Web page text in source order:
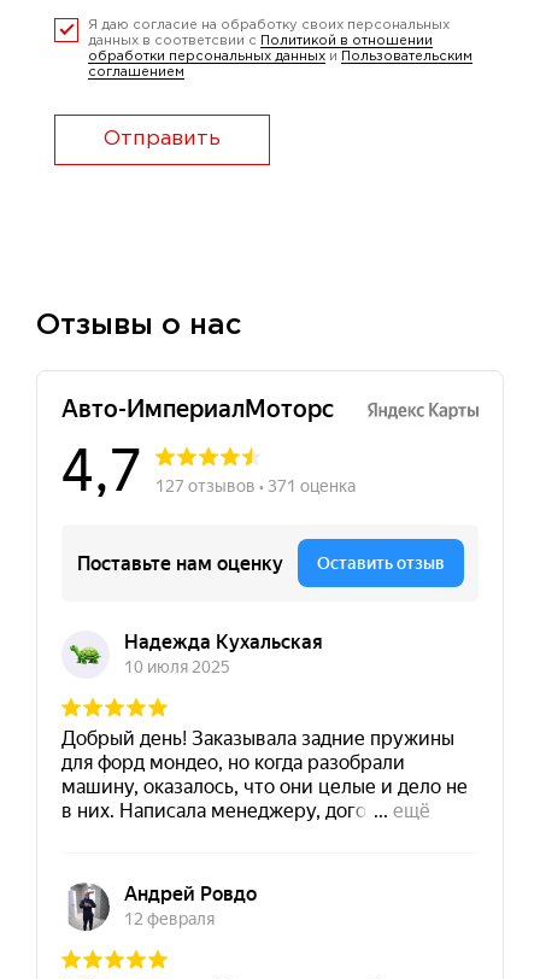
Я даю согласие на обработку своих персональных
данных в соответсвии с
Политикой в отношении
обработки персональных данных и
Пользовательским
соглашением
Отправить
Отзывы о нас